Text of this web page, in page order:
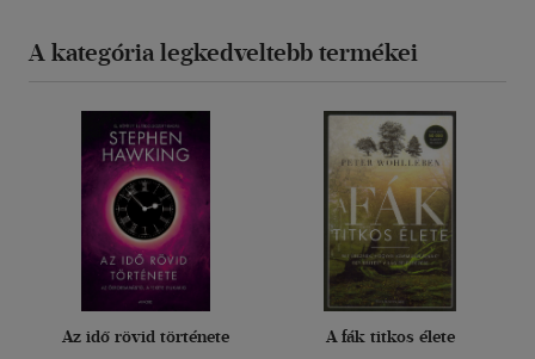
A kategória legkedveltebb termékei
Az idő rövid története A fák titkos élete